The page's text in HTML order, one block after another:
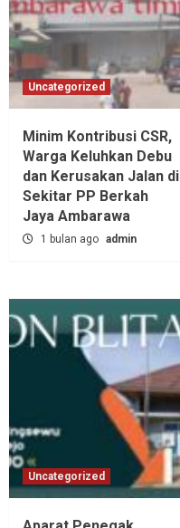
Uncategorized
Minim Kontribusi CSR,
Warga Keluhkan Debu
dan Kerusakan Jalan di
Sekitar PP Berkah
Jaya Ambarawa‎
1 bulan ago admin
Uncategorized